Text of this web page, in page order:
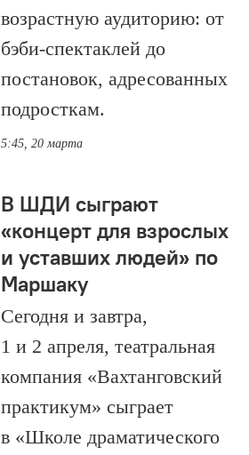
возрастную аудиторию: от
бэби-спектаклей до
постановок, адресованных
подросткам.
5:45, 20 марта
В ШДИ сыграют
«концерт для взрослых
и уставших людей» по
Маршаку
Сегодня и завтра,
1 и 2 апреля, театральная
компания «Вахтанговский
практикум» сыграет
в «Школе драматического